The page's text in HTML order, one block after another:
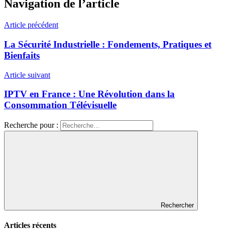
Navigation de l’article
Article précédent
La Sécurité Industrielle : Fondements, Pratiques et
Bienfaits
Article suivant
IPTV en France : Une Révolution dans la
Consommation Télévisuelle
Recherche pour :
Rechercher
Articles récents